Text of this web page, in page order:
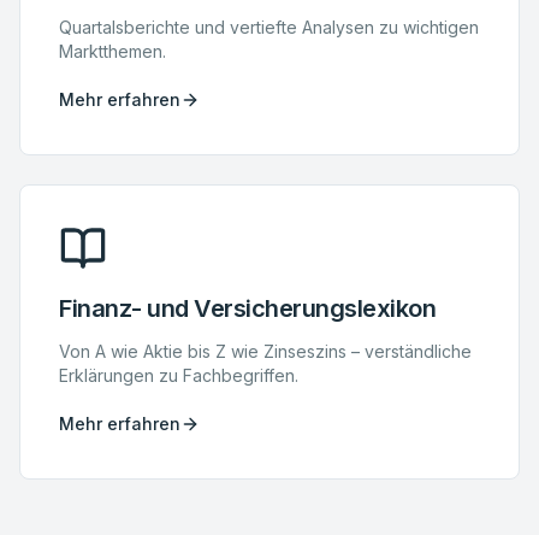
Quartalsberichte und vertiefte Analysen zu wichtigen
Marktthemen.
Mehr erfahren
Finanz- und Versicherungslexikon
Von A wie Aktie bis Z wie Zinseszins – verständliche
Erklärungen zu Fachbegriffen.
Mehr erfahren